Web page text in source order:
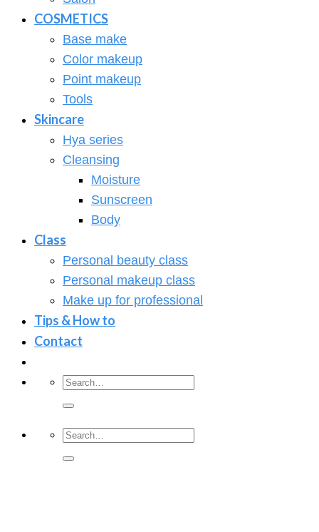
COSMETICS
Base make
Color makeup
Point makeup
Tools
Skincare
Hya series
Cleansing
Moisture
Sunscreen
Body
Class
Personal beauty class
Personal makeup class
Make up for professional
Tips & How to
Contact
Search
for:
Search
for: